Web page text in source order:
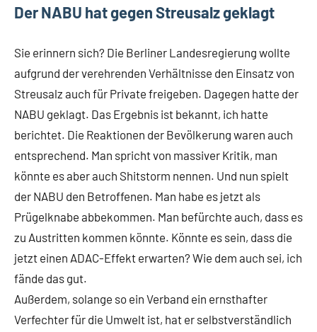
Der NABU hat gegen Streusalz geklagt
Sie erinnern sich? Die Berliner Landesregierung wollte
aufgrund der verehrenden Verhältnisse den Einsatz von
Streusalz auch für Private freigeben. Dagegen hatte der
NABU geklagt. Das Ergebnis ist bekannt, ich hatte
berichtet. Die Reaktionen der Bevölkerung waren auch
entsprechend. Man spricht von massiver Kritik, man
könnte es aber auch Shitstorm nennen. Und nun spielt
der NABU den Betroffenen. Man habe es jetzt als
Prügelknabe abbekommen. Man befürchte auch, dass es
zu Austritten kommen könnte. Könnte es sein, dass die
jetzt einen ADAC-Effekt erwarten? Wie dem auch sei, ich
fände das gut.
Außerdem, solange so ein Verband ein ernsthafter
Verfechter für die Umwelt ist, hat er selbstverständlich